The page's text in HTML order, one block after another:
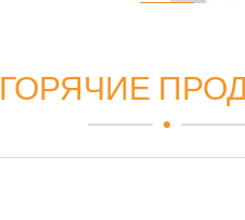
ГОРЯЧИЕ